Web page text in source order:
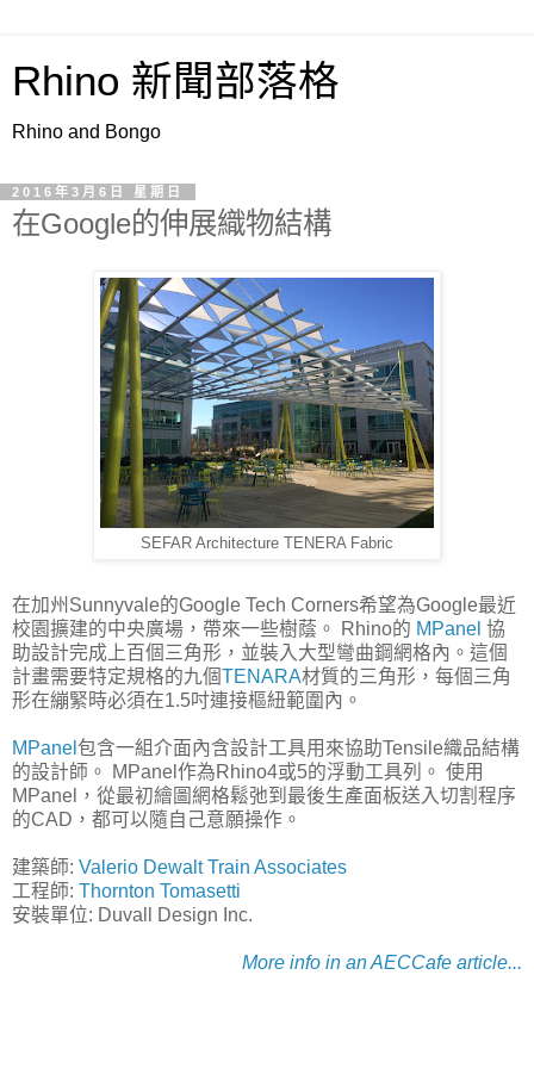
Rhino 新聞部落格
Rhino and Bongo
2016年3月6日 星期日
在Google的伸展織物結構
SEFAR Architecture TENERA Fabric
在加州Sunnyvale的Google Tech Corners希望為Google最近
校園擴建的中央廣場，帶來一些樹蔭。 Rhino的 MPanel 協
助設計完成上百個三角形，並裝入大型彎曲鋼網格內。這個
計畫需要特定規格的九個TENARA材質的三角形，每個三角
形在繃緊時必須在1.5吋連接樞紐範圍內。
MPanel 包含一組介面內含設計工具用來協助Tensile織品結構
的設計師。 MPanel作為Rhino4或5的浮動工具列。 使用
MPanel，從最初繪圖網格鬆弛到最後生產面板送入切割程序
的CAD，都可以隨自己意願操作。
建築師: Valerio Dewalt Train Associates
工程師: Thornton Tomasetti
安裝單位: Duvall Design Inc.
More info in an AECCafe article...